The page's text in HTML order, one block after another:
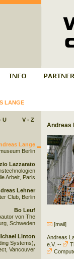
LANGE
U V - Z
Andreas
[mail]
Andreas
e.V. --
Lange
Berlin
Lazzarato
Arbeit, Paris
Lehner
Club, Berlin
Bo Leuf
von The
Schweden
Linton
Systems),
Vancouver